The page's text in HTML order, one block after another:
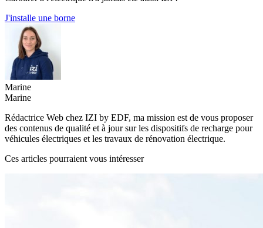
J'installe une borne
Marine
Marine
Rédactrice Web chez IZI by EDF, ma mission est de vous proposer
des contenus de qualité et à jour sur les dispositifs de recharge pour
véhicules électriques et les travaux de rénovation électrique.
Ces articles pourraient vous intéresser